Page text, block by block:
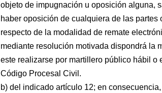
objeto de impugnación u oposición alguna,
haber oposición de cualquiera de las partes
respecto de la modalidad de remate
mediante resolución motivada dispondrá la
este realizarse por martillero público hábil o
Código Procesal Civil.
b) del indicado artículo 12; en